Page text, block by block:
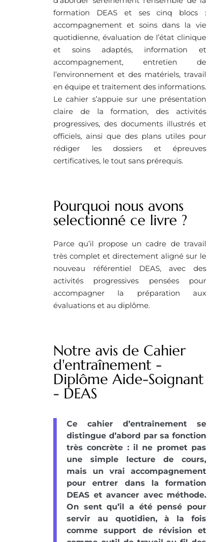
formation DEAS et ses cinq blocs :
accompagnement et soins dans la vie
quotidienne, évaluation de l’état clinique
et soins adaptés, information et
accompagnement, entretien de
l’environnement et des matériels, travail
en équipe et traitement des informations.
Le cahier s’appuie sur une présentation
claire de la formation, des activités
progressives, des documents illustrés et
officiels, ainsi que des plans utiles pour
rédiger les dossiers et épreuves
certificatives, le tout sans prérequis.
Pourquoi nous avons
selectionné ce livre ?
Parce qu’il propose un cadre de travail
très complet et directement aligné sur le
nouveau référentiel DEAS, avec des
activités progressives pensées pour
accompagner la préparation aux
évaluations et au diplôme.
Notre avis de Cahier
d'entraînement -
Diplôme Aide-Soignant
- DEAS
Ce cahier d’entraînement se
distingue d’abord par sa fonction
très concrète : il ne promet pas
une simple lecture de cours,
mais un vrai accompagnement
pour entrer dans la formation
DEAS et avancer avec méthode.
On sent qu’il a été pensé pour
servir au quotidien, à la fois
comme support de révision et